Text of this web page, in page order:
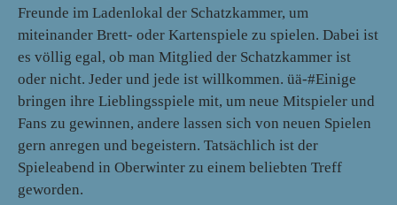
Freunde im Ladenlokal der Schatzkammer, um
miteinander Brett- oder Kartenspiele zu spielen. Dabei ist
es völlig egal, ob man Mitglied der Schatzkammer ist
oder nicht. Jeder und jede ist willkommen. üä-#Einige
bringen ihre Lieblingsspiele mit, um neue Mitspieler und
Fans zu gewinnen, andere lassen sich von neuen Spielen
gern anregen und begeistern. Tatsächlich ist der
Spieleabend in Oberwinter zu einem beliebten Treff
geworden.